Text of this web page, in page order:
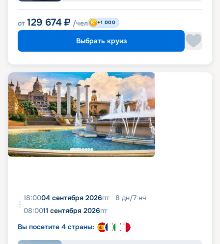
от 129 674 ₽ /чел +1 000
Выбрать круиз
18:0004 сентября 2026пт 8 дн/7 нч
08:0011 сентября 2026пт
Вы посетите 4 страны: